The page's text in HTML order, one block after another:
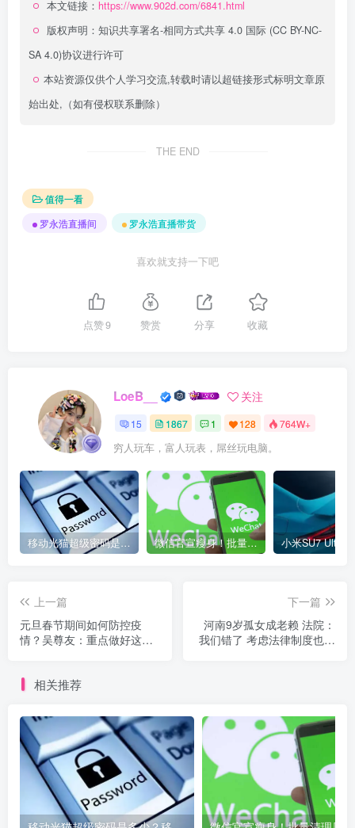
本文链接： https://www.902d.com/6841.html
版权声明： 知识共享署名-相同方式共享 4.0 国际 (CC BY-NC-
SA 4.0)协议进行许可
本站资源仅供个人学习交流,转载时请以超链接形式标明文章原
始出处,（如有侵权联系删除）
THE END
值得一看
罗永浩直播间
罗永浩直播带货
喜欢就支持一下吧
点赞9 赞赏 分享 收藏
LoeB__ 关注
15 1867 1 128 764W+
穷人玩车，富人玩表，屌丝玩电脑。
移动光猫超级密码是多少？移动光猫超级管理员后台账号与密码 微信官宣瘦身！批量清理原图新功能来了 安卓、iOS均可使用
上一篇
元旦春节期间如何防控疫
情？吴尊友：重点做好这件
下一篇
河南9岁孤女成老赖 法院：
我们错了 考虑法律制度也要
相关推荐